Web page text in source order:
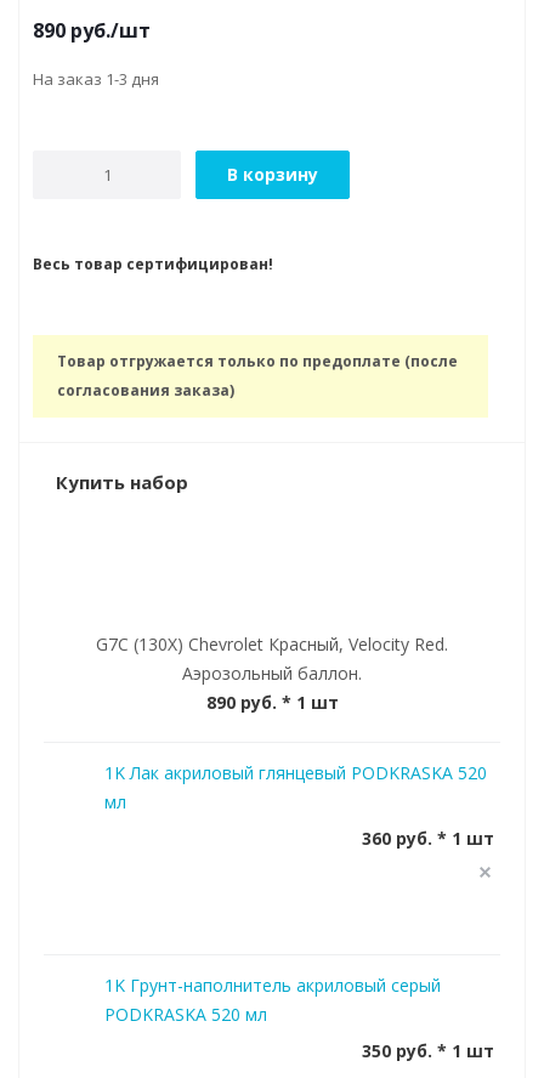
890 руб./шт
На заказ 1-3 дня
В корзину
Весь товар сертифицирован!
Товар отгружается только по предоплате (после
согласования заказа)
Купить набор
G7C (130X) Chevrolet Красный, Velocity Red.
Аэрозольный баллон.
890 руб. * 1 шт
1K Лак акриловый глянцевый PODKRASKA 520
мл
360 руб. * 1 шт
1K Грунт-наполнитель акриловый серый
PODKRASKA 520 мл
350 руб. * 1 шт